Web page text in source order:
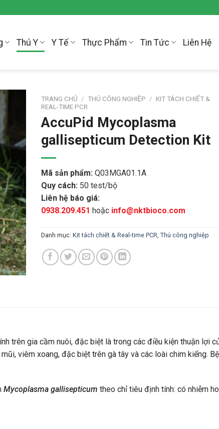
Thú Y Y Tế Thực Phẩm Tin Tức Liên Hệ
TRANG CHỦ / THÚ CÔNG NGHIỆP / KIT TÁCH CHIẾT &
REAL-TIME PCR
AccuPid Mycoplasma
gallisepticum Detection Kit
Mã sản phẩm: Q03MGA01.1A
Quy cách: 50 test/bộ
Liên hệ báo giá:
0938.209.451 hoặc info@nktbioco.com
Danh mục: Kit tách chiết & Real-time PCR Thú công nghiệp
trên gia cầm nuôi, đặc biệt là trong các điều kiện thuận lợi
viêm xoang, đặc biệt trên gà tây và các loài chim kiểng.
Mycoplasma gallisepticum theo chỉ tiêu định tính: có nhiễm